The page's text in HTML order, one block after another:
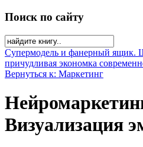
Поиск по сайту
Супермодель и фанерный ящик.
причудливая экономка
Вернуться к: Маркетинг
Визуализация